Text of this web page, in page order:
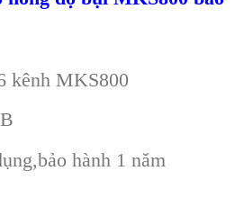
kênh MKS800
hành 1 năm